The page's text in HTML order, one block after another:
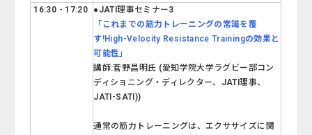
16:30 - 17:20
●JATI理事セミナー3
「 これまでの筋力トレーニングの常識を覆
す!High-Velocity Resistance Trainingの効果と
可能性 」
講師:菅野昌明氏 (愛知学院大学ラグビー部コン
ディショニング・ディレクター、JATI理事、
JATI-SATI))
通常の筋力トレーニングは、エクササイズに関